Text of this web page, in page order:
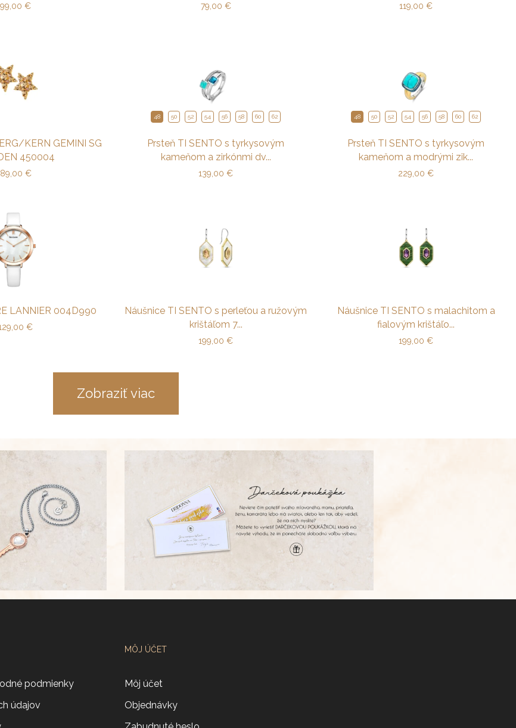
99,00 € 79,00 € 119,00 €
KERN GEMINI SG
450004
89,00 €
48 50 52 54 56 58 60 62
Prsteň TI SENTO s tyrkysovým
kameňom a zirkónmi dv...
139,00 €
48 50 52 54 56 58 60 62
Prsteň TI SENTO s tyrkysovým
kameňom a modrými zik...
229,00 €
LANNIER 004D990
€
Náušnice TI SENTO s perleťou a ružovým
krištáľom 7...
199,00 €
Náušnice TI SENTO s malachitom a
fialovým krištáľo...
199,00 €
Zobraziť viac
podmienky
údajov
MÔJ ÚČET
Môj účet
Objednávky